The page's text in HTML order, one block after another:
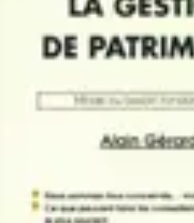
Patrimoine Optimal
patrimoineConseils de gestion